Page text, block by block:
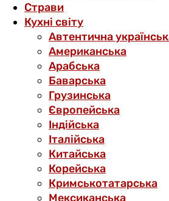
Страви
Кухні світу
Автентична
Американська
Арабська
Баварська
Грузинська
Європейська
Індійська
Італійська
Китайська
Корейська
Кримськотатарська
Мексиканська